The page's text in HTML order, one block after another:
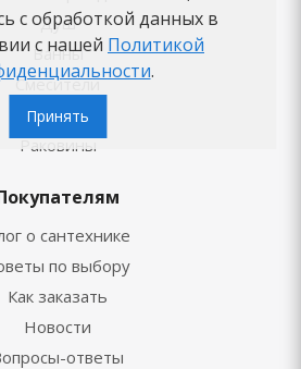
Душ
Ванны
Смесители
Унитазы
Раковины
о сантехнике
по выбору
Как заказать
Новости
ответы
с обработкой данных в
с нашей Политикой
.
Принять